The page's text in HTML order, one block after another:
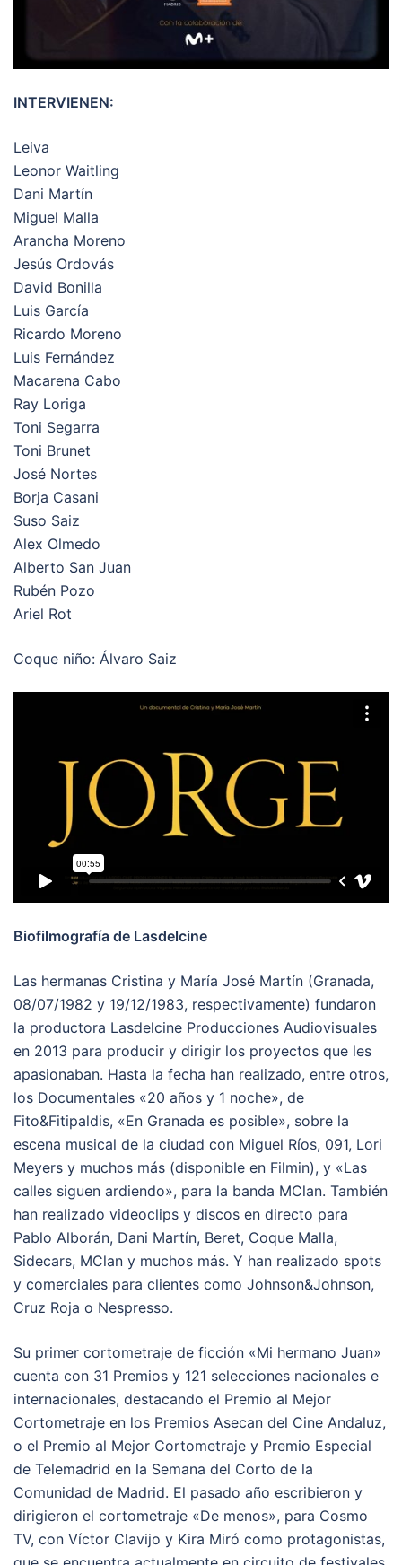
INTERVIENEN:
Leiva
Leonor Waitling
Dani Martín
Miguel Malla
Arancha Moreno
Jesús Ordovás
David Bonilla
Luis García
Ricardo Moreno
Luis Fernández
Macarena Cabo
Ray Loriga
Toni Segarra
Toni Brunet
José Nortes
Borja Casani
Suso Saiz
Alex Olmedo
Alberto San Juan
Rubén Pozo
Ariel Rot
Coque niño: Álvaro Saiz
Biofilmografía de Lasdelcine
Las hermanas Cristina y María José Martín (Granada,
08/07/1982 y 19/12/1983, respectivamente) fundaron
la productora Lasdelcine Producciones Audiovisuales
en 2013 para producir y dirigir los proyectos que les
apasionaban. Hasta la fecha han realizado, entre otros,
los Documentales «20 años y 1 noche», de
Fito&Fitipaldis, «En Granada es posible», sobre la
escena musical de la ciudad con Miguel Ríos, 091, Lori
Meyers y muchos más (disponible en Filmin), y «Las
calles siguen ardiendo», para la banda MClan. También
han realizado videoclips y discos en directo para
Pablo Alborán, Dani Martín, Beret, Coque Malla,
Sidecars, MClan y muchos más. Y han realizado spots
y comerciales para clientes como Johnson&Johnson,
Cruz Roja o Nespresso.
Su primer cortometraje de ficción «Mi hermano Juan»
cuenta con 31 Premios y 121 selecciones nacionales e
internacionales, destacando el Premio al Mejor
Cortometraje en los Premios Asecan del Cine Andaluz,
o el Premio al Mejor Cortometraje y Premio Especial
de Telemadrid en la Semana del Corto de la
Comunidad de Madrid. El pasado año escribieron y
dirigieron el cortometraje «De menos», para Cosmo
TV, con Víctor Clavijo y Kira Miró como protagonistas,